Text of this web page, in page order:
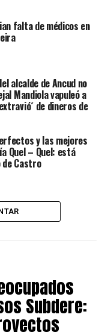
falta de médicos en
alcalde de Ancud no
Mandiola vapuleó a
de dineros de
y las mejores
Quel – Quel: está
Castro
Subdere: